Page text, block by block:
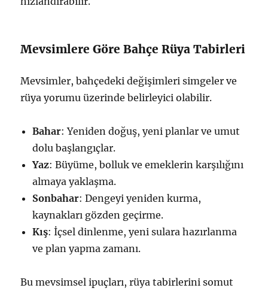
Mevsimlere Göre Bahçe Rüya Tabirleri
Mevsimler, bahçedeki değişimleri simgeler ve
rüya yorumu üzerinde belirleyici olabilir.
Bahar: Yeniden doğuş, yeni planlar ve umut
dolu başlangıçlar.
Yaz: Büyüme, bolluk ve emeklerin karşılığını
almaya yaklaşma.
Sonbahar: Dengeyi yeniden kurma,
kaynakları gözden geçirme.
Kış: İçsel dinlenme, yeni sulara hazırlanma
ve plan yapma zamanı.
Bu mevsimsel ipuçları, rüya tabirlerini somut